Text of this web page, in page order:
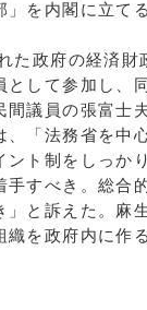
」を内閣に立て
政府の経済財
として参加し、
間議員の張富士
、「法務省を中
ント制をしっか
手すべき。総合
」と訴えた。麻
織を政府内に作